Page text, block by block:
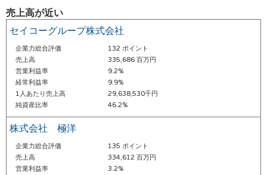
売上高が近い
セイコーグループ株式会社
企業力総合評価
132 ポイント
売上高
335,686 百万円
営業利益率
9.2%
経常利益率
9.9%
1人あたり売上高
29,638,530千円
純資産比率
46.2%
株式会社 極洋
企業力総合評価
135 ポイント
売上高
334,612 百万円
営業利益率
3.2%